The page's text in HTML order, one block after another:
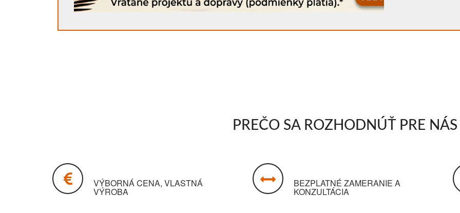
PREČO SA ROZHODNÚŤ PRE NÁS
VÝBORNÁ CENA, VLASTNÁ
VÝROBA
BEZPLATNÉ ZAMERANIE A
KONZULTÁCIA